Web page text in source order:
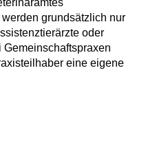
grundsätzlich nur
oder
Gemeinschaftspraxen
eine eigene